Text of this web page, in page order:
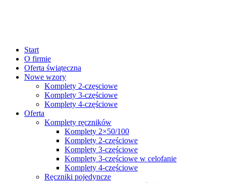
Start
O firmie
Oferta świąteczna
Nowe wzory
Komplety 2-częsciowe
Komplety 3-częściowe
Komplety 4-częściowe
Oferta
Komplety ręczników
Komplety 2×50/100
Komplety 2-częściowe
Komplety 3-częściowe
Komplety 3-częściowe w celofanie
Komplety 4-częściowe
Ręczniki pojedyncze